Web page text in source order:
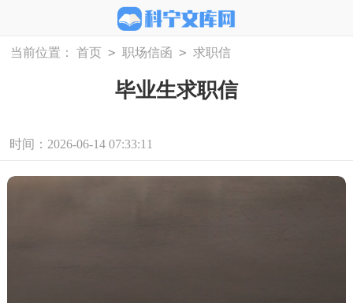
当前位置： 首页 > 职场信函 > 求职信
毕业生求职信
时间：2026-06-14 07:33:11